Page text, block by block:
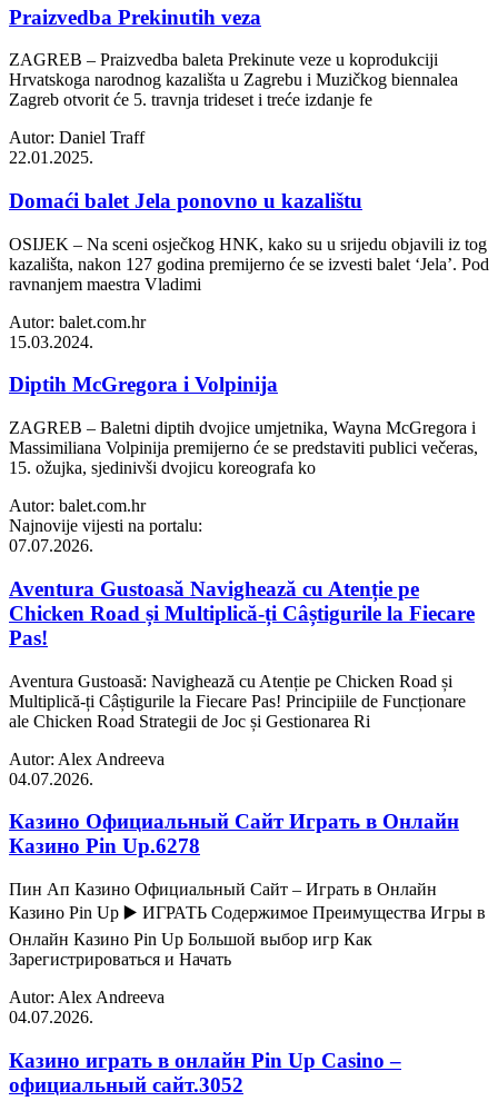
Praizvedba Prekinutih veza
ZAGREB – Praizvedba baleta Prekinute veze u koprodukciji
Hrvatskoga narodnog kazališta u Zagrebu i Muzičkog biennalea
Zagreb otvorit će 5. travnja trideset i treće izdanje fe
Autor: Daniel Traff
22.01.2025.
Domaći balet Jela ponovno u kazalištu
OSIJEK – Na sceni osječkog HNK, kako su u srijedu objavili iz tog
kazališta, nakon 127 godina premijerno će se izvesti balet ‘Jela’. Pod
ravnanjem maestra Vladimi
Autor: balet.com.hr
15.03.2024.
Diptih McGregora i Volpinija
ZAGREB – Baletni diptih dvojice umjetnika, Wayna McGregora i
Massimiliana Volpinija premijerno će se predstaviti publici večeras,
15. ožujka, sjedinivši dvojicu koreografa ko
Autor: balet.com.hr
Najnovije vijesti na portalu:
07.07.2026.
Aventura Gustoasă Navighează cu Atenție pe
Chicken Road și Multiplică-ți Câștigurile la Fiecare
Pas!
Aventura Gustoasă: Navighează cu Atenție pe Chicken Road și
Multiplică-ți Câștigurile la Fiecare Pas! Principiile de Funcționare
ale Chicken Road Strategii de Joc și Gestionarea Ri
Autor: Alex Andreeva
04.07.2026.
Казино Официальный Сайт Играть в Онлайн
Казино Pin Up.6278
Пин Ап Казино Официальный Сайт – Играть в Онлайн
Казино Pin Up ▶️ ИГРАТЬ Содержимое Преимущества Игры в
Онлайн Казино Pin Up Большой выбор игр Как
Зарегистрироваться и Начать
Autor: Alex Andreeva
04.07.2026.
Казино играть в онлайн Pin Up Casino –
официальный сайт.3052